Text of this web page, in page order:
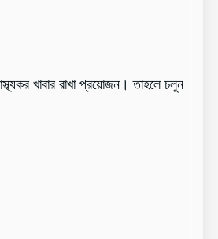
খাবার রাখা প্রয়োজন। তাহলে চলুন